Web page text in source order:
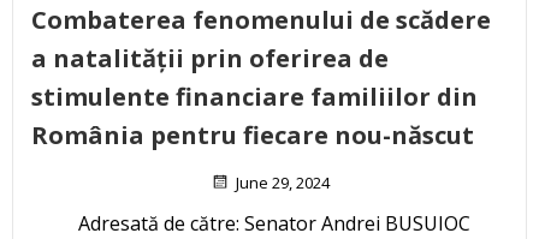
Combaterea fenomenului de scădere
a natalității prin oferirea de
stimulente financiare familiilor din
România pentru fiecare nou-născut
June 29, 2024
Adresată de către: Senator Andrei BUSUIOC